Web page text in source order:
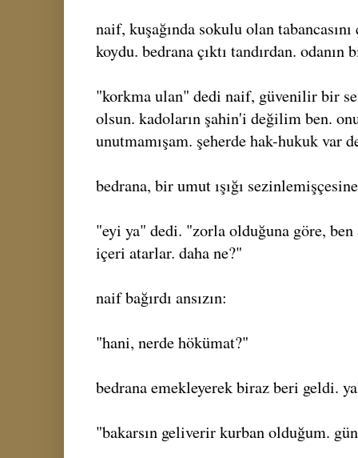
naif, kuşağında sokulu olan tabancasını
koydu. bedrana çıktı tandırdan.
"korkma ulan" dedi naif, güvenilir bir
olsun. kadoların şahin'i değilim ben.
unutmamışam. şeherde hak-hukuk var
bedrana, bir umut ışığı
"eyi ya" dedi. "zorla olduğuna göre, ben
içeri atarlar. daha ne?"
naif bağırdı ansızın:
"hani, nerde hökümat?"
bedrana emekleyerek biraz beri geldi.
"bakarsın geliverir kurban olduğum. gün